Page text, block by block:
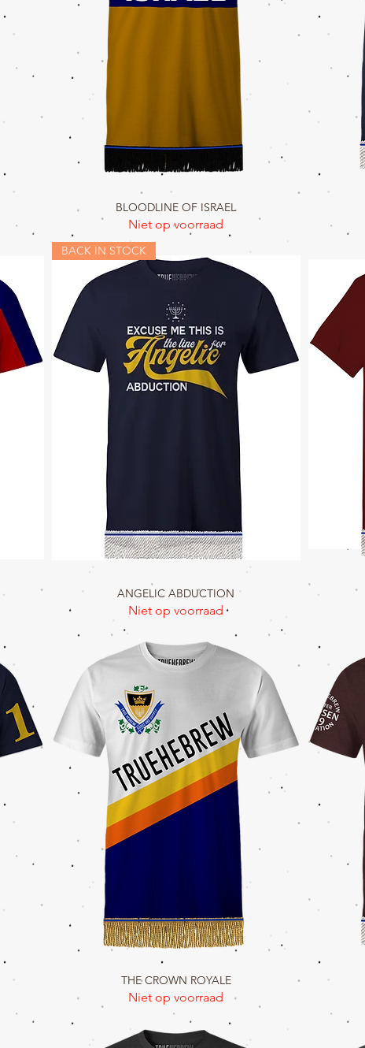
Snel overzicht
BLOODLINE OF ISRAEL
Niet op voorraad
Snel overzicht
BACK IN STOCK
ANGELIC ABDUCTION
Niet op voorraad
Snel overzicht
THE CROWN ROYALE
Niet op voorraad